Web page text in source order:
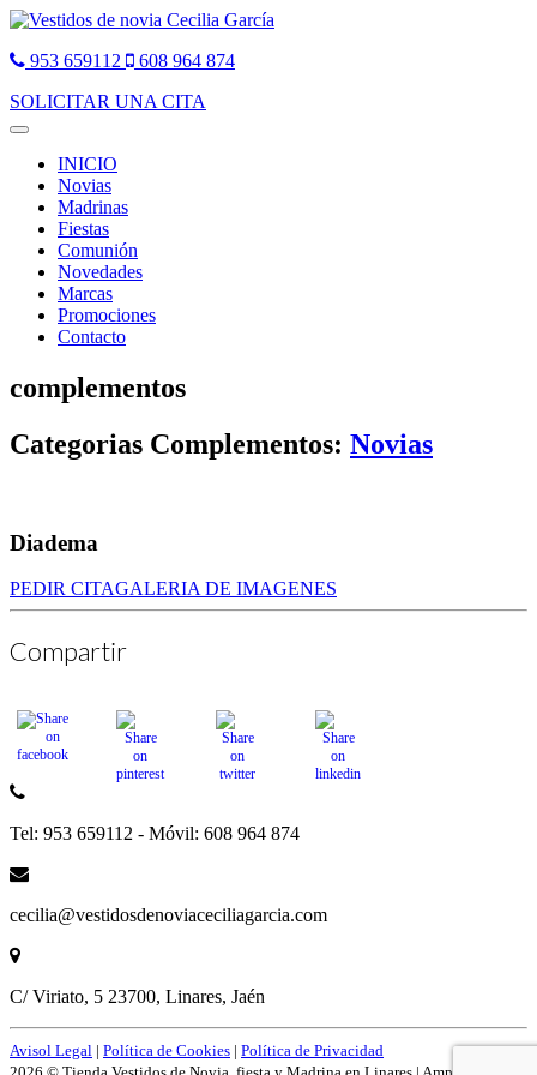
953 659112
608 964 874
SOLICITAR UNA CITA
Toggle
navigationINICIO
Novias
Madrinas
Fiestas
Comunión
Novedades
Marcas
Promociones
Contacto
complementos
Categorias Complementos: Novias
Diadema
PEDIR CITAGALERIA DE IMAGENES
Compartir
Tel: 953 659112 - Móvil: 608 964 874
cecilia@vestidosdenoviaceciliagarcia.com
C/ Viriato, 5 23700, Linares, Jaén
Avisol Legal | Política de Cookies | Política de Privacidad